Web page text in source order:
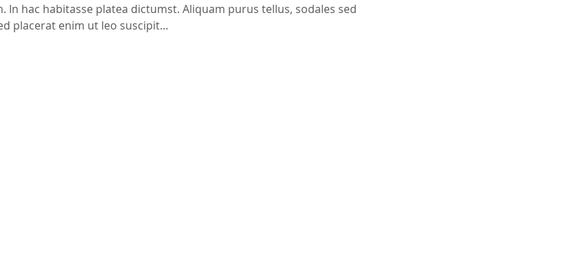
In hac habitasse platea dictumst. Aliquam purus tellus, sodales sed
placerat enim ut leo suscipit…